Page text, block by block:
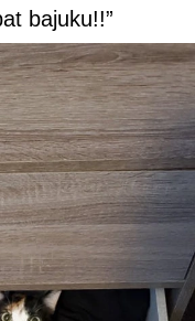
bajuku!!”